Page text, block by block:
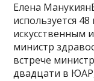
Елена
используется
искусственным
министр
встрече
двадцати в